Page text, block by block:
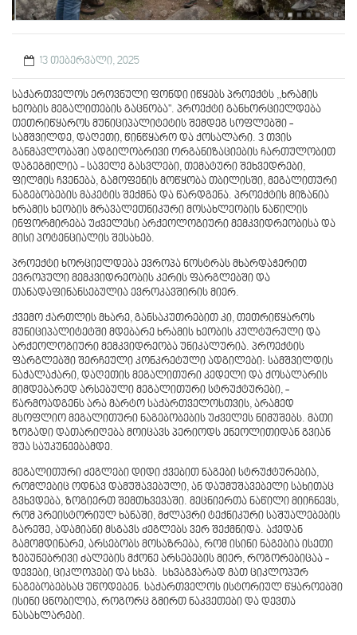
13 თებერვალი, 2025
საქართველოს ეროვნული ფონდი იწყებს პროექტს ,,ხრამის
ხეობის მეგალითების გაცნობა". პროექტი განხორციელდება
თეთრიწყაროს მუნიციპალიტეტის შემდეგ სოფლებში -
სამშვილდე, დაღეთი, წინწყარო და ქოსალარი. 3 თვის
განმავლობაში ადგილობრივი ორგანიზაციების ჩართულობით
დაგეგმილია - საველე გასვლები, თემატური შეხვედრები,
ფილმის ჩვენება, გამოფენის მოწყობა თბილისში, მეგალითური
ნაგებობების მაკეტის შექმნა და წარდგენა. პროექტის მიზანია
ხრამის ხეობის მრავალეთნიკური მოსახლეობის ნაწილის
ინფორმირება უძველესი არქეოლოგიური მემკვიდრეობისა და
მისი პოტენციალის შესახებ.
პროექტი ხორციელდება ევროპა ნოსტრას მხარდაჭერით
ევროპული მემკვიდრეობის კერის ფარგლებში და
თანადაფინანსებულია ევროკავშირის მიერ.
ქვემო ქართლის მხარე, განსაკუთრებით კი, თეთრიწყაროს
მუნიციპალიტეტში მდებარე ხრამის ხეობის კულტურული და
არქეოლოგიური მემკვიდრეობა უნიკალურია. პროექტის
ფარგლებში შერჩეული კონკრეტული ადგილები: სამშვილდის
ნაქალაქარი, დაღეთის მეგალითური კედელი და ქოსალარის
მიმდებარედ არსებული მეგალითური სტრუქტურები, -
წარმოადგენს არა მარტო საქართველოსთვის, არამედ
მსოფლიო მეგალითური ნაგებობების უძველეს ნიმუშებს. მათი
ზოგადი დათარიღება მოიცავს პერიოდს ენეოლითიდან გვიან
შუა საუკუნეებამდე.
მეგალითური ძეგლები დიდი ქვებით ნაგები სტრუქტურებია,
რომლებიც ოდნავ დამუშავებული, ან დაუმუშავებელი სახითაც
გვხვდება, ზოგიერთ შემთხვევაში. მეცნიერთა ნაწილი მიიჩნევს,
რომ პრეისტორიულ ხანაში, მძლავრი ტექნიკური საშუალებების
გარეშე, ადამიანი მსგავს ძეგლებს ვერ შექმნიდა. აქედან
გამომდინარე, არსებობს მოსაზრება, რომ ისინი ნაგებია ისეთი
ზებუნებრივი ძალების მქონე არსებების მიერ, როგორებიცაა -
დევები, ციკლოპები და სხვა. სხვაგვარად მათ ციკლოპურ
ნაგებობებსაც უწოდებენ. საქართველოს ისტორიულ წყაროებში
ისინი ცნობილია, როგორც გმირთ ნაკვეთები და დევთა
ნასახლარები.